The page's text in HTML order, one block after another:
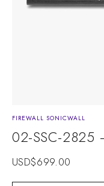
FIREWALL SONICWALL
02-SSC-2825
USD$699.00